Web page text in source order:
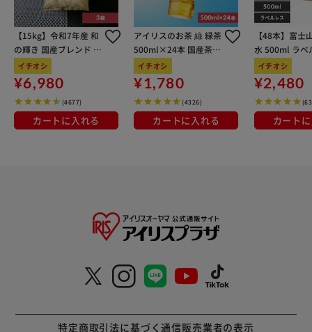
【15kg】令和7年産 和
の輝き 国産ブレンド 5
kg×3袋
イチオシ
¥6,980
(4677)
カートに入れる
アイリスのお茶 綠 緑茶
500ml×24本 国産茶葉
100％使用
イチオシ
¥1,780
(4326)
カートに入れる
【48本】富士
水 500ml ラベ
イチオシ
¥2,480
カート
特定商取引法に基づく通信販売業者の表示